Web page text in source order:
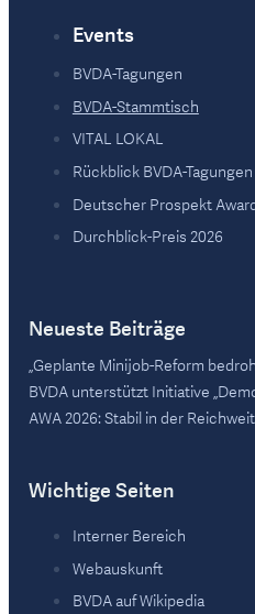
Events
BVDA-Tagungen
BVDA-Stammtisch
VITAL LOKAL
Rückblick BVDA-
Deutscher Prospekt
Durchblick-Preis 2026
Neueste Beiträge
„Geplante Minijob-Reform
BVDA unterstützt Initiative
AWA 2026: Stabil in der
Wichtige Seiten
Interner Bereich
Webauskunft
BVDA auf Wikipedia